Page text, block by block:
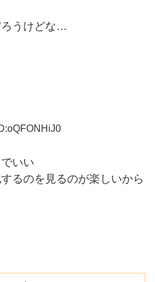
ろうけどな…
いい
るのを見るのが楽しいから